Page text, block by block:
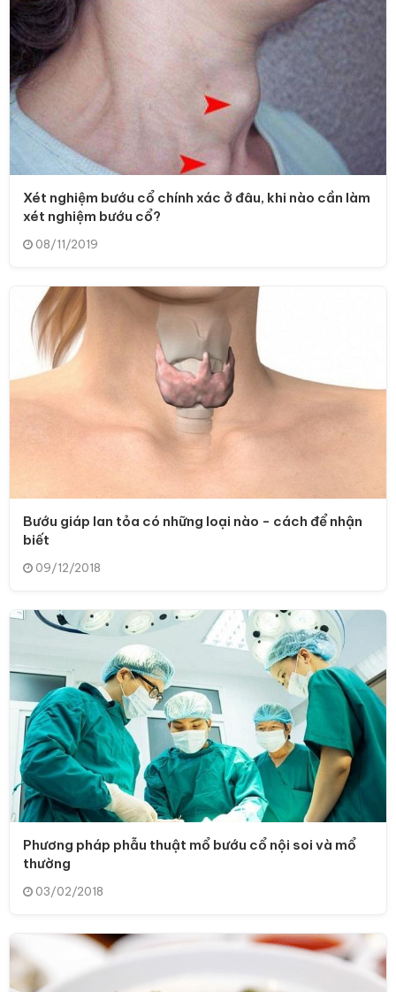
Xét nghiệm bướu cổ chính xác ở đâu, khi nào cần làm
xét nghiệm bướu cổ?
08/11/2019
Bướu giáp lan tỏa có những loại nào - cách để nhận
biết
09/12/2018
Phương pháp phẫu thuật mổ bướu cổ nội soi và mổ
thường
03/02/2018